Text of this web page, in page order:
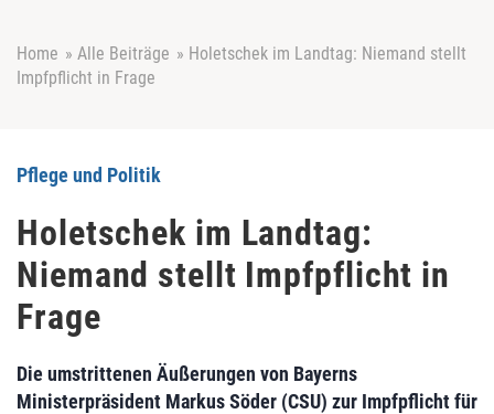
Home » Alle Beiträge » Holetschek im Landtag: Niemand stellt
Impfpflicht in Frage
Pflege und Politik
Holetschek im Landtag:
Niemand stellt Impfpflicht in
Frage
Die umstrittenen Äußerungen von Bayerns
Ministerpräsident Markus Söder (CSU) zur Impfpflicht für